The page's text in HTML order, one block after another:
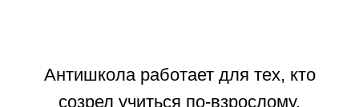
Антишкола работает для тех, кто
созрел учиться по-взрослому.